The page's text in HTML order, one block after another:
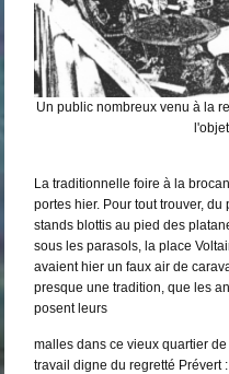
Un public nombreux venu à la
La traditionnelle foire à la
portes hier. Pour tout trouver,
stands blottis au pied des
sous les parasols, la place
avaient hier un faux air de
presque une tradition, que les
posent leurs
malles dans ce vieux quartier
travail digne du regretté Prévert